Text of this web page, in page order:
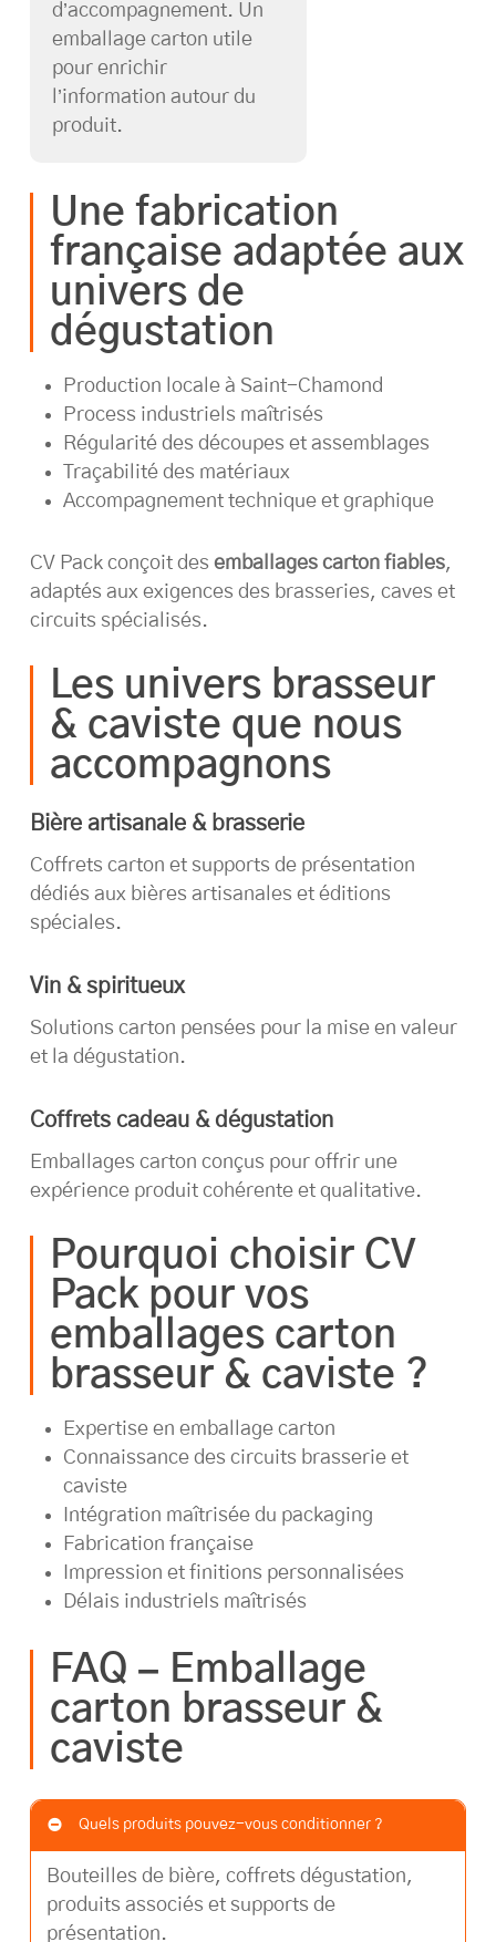
d’accompagnement. Un
emballage carton utile
pour enrichir
l’information autour du
produit.
Une fabrication
française adaptée aux
univers de
dégustation
Production locale à Saint-Chamond
Process industriels maîtrisés
Régularité des découpes et assemblages
Traçabilité des matériaux
Accompagnement technique et graphique
CV Pack conçoit des emballages carton fiables,
adaptés aux exigences des brasseries, caves et
circuits spécialisés.
Les univers brasseur
& caviste que nous
accompagnons
Bière artisanale & brasserie
Coffrets carton et supports de présentation
dédiés aux bières artisanales et éditions
spéciales.
Vin & spiritueux
Solutions carton pensées pour la mise en valeur
et la dégustation.
Coffrets cadeau & dégustation
Emballages carton conçus pour offrir une
expérience produit cohérente et qualitative.
Pourquoi choisir CV
Pack pour vos
emballages carton
brasseur & caviste ?
Expertise en emballage carton
Connaissance des circuits brasserie et
caviste
Intégration maîtrisée du packaging
Fabrication française
Impression et finitions personnalisées
Délais industriels maîtrisés
FAQ – Emballage
carton brasseur &
caviste
Quels produits pouvez-vous conditionner ?
Bouteilles de bière, coffrets dégustation,
produits associés et supports de
présentation.